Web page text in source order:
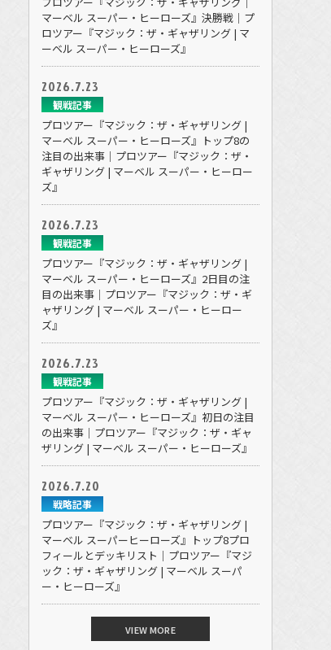
マーベル スーパー・ヒーローズ』決勝戦｜プ
ロツアー『マジック：ザ・ギャザリング | マ
ーベル スーパー・ヒーローズ』
2026.7.23
観戦記事
プロツアー『マジック：ザ・ギャザリング |
マーベル スーパー・ヒーローズ』トップ8の
注目の出来事｜プロツアー『マジック：ザ・
ギャザリング | マーベル スーパー・ヒーロー
ズ』
2026.7.23
観戦記事
プロツアー『マジック：ザ・ギャザリング |
マーベル スーパー・ヒーローズ』2日目の注
目の出来事｜プロツアー『マジック：ザ・ギ
ャザリング | マーベル スーパー・ヒーロー
ズ』
2026.7.23
観戦記事
プロツアー『マジック：ザ・ギャザリング |
マーベル スーパー・ヒーローズ』初日の注目
の出来事｜プロツアー『マジック：ザ・ギャ
ザリング | マーベル スーパー・ヒーローズ』
2026.7.20
戦略記事
プロツアー『マジック：ザ・ギャザリング |
マーベル スーパーヒーローズ』トップ8プロ
フィールとデッキリスト｜プロツアー『マジ
ック：ザ・ギャザリング | マーベル スーパ
ー・ヒーローズ』
VIEW MORE